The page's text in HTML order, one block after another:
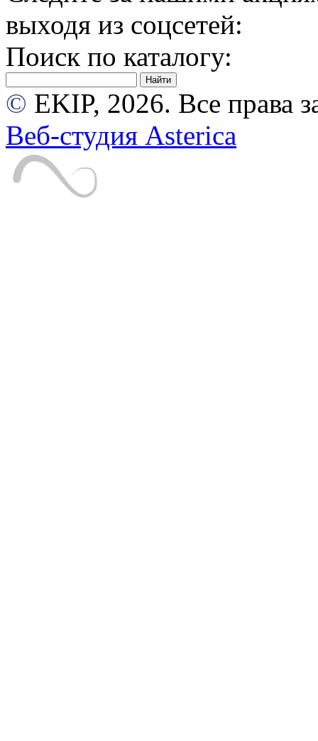
выходя из соцсетей:
Поиск по каталогу:
© EKIP, 2026. Все права
Веб-студия Asterica